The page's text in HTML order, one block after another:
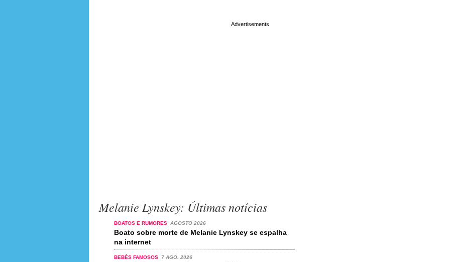
Melanie Lynskey: Últimas notícias
BOATOS E RUMORES AGOSTO 2026
Boato sobre morte de Melanie Lynskey se espalha
na internet
BEBÉS FAMOSOS 7 AGO. 2026